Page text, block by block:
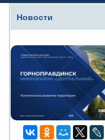
Новости